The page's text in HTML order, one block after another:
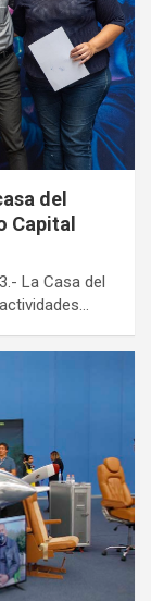
del
Capital
La Casa del